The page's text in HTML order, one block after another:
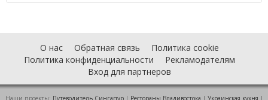
О нас Обратная связь
Политика cookie
Политика конфиденциальности
Рекламодателям
Вход для партнеров
Наши проекты: Путеводитель Сингапур| Рестораны Владивостока | Украинская кухня |